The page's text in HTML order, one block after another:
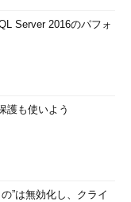
Server 2016のパフォ
護も使いよう
”は無効化し、クライ